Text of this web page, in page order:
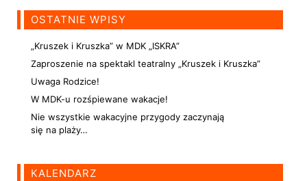
OSTATNIE WPISY
„Kruszek i Kruszka” w MDK „ISKRA”
Zaproszenie na spektakl teatralny „Kruszek i Kruszka”
Uwaga Rodzice!
W MDK-u rozśpiewane wakacje!
Nie wszystkie wakacyjne przygody zaczynają
się na plaży…
KALENDARZ